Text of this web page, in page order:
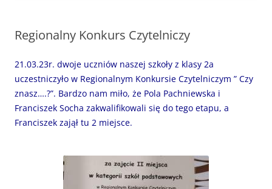
Regionalny Konkurs Czytelniczy
21.03.23r. dwoje uczniów naszej szkoły z klasy 2a
uczestniczyło w Regionalnym Konkursie Czytelniczym ” Czy
znasz….?”. Bardzo nam miło, że Pola Pachniewska i
Franciszek Socha zakwalifikowali się do tego etapu, a
Franciszek zajął tu 2 miejsce.